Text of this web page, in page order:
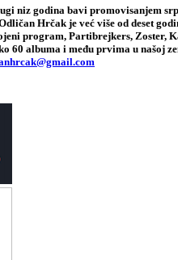
niz godina bavi promovisanjem
Hrčak je već više od deset
program, Partibrejkers, Zoster,
60 albuma i među prvima u našoj